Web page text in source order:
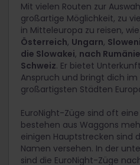
Mit vielen Routen zur
großartige Möglichkeit, zu
in Mitteleuropa zu reisen,
Österreich, Ungarn,
die Slowakei, nach
Schweiz. Er bietet
Anspruch und bringt dich im
großartigsten Städten
EuroNight-Züge sind oft
bestehen aus Waggons
einigen Hauptstrecken sind
Namen versehen. In der
sind die EuroNight-Züge